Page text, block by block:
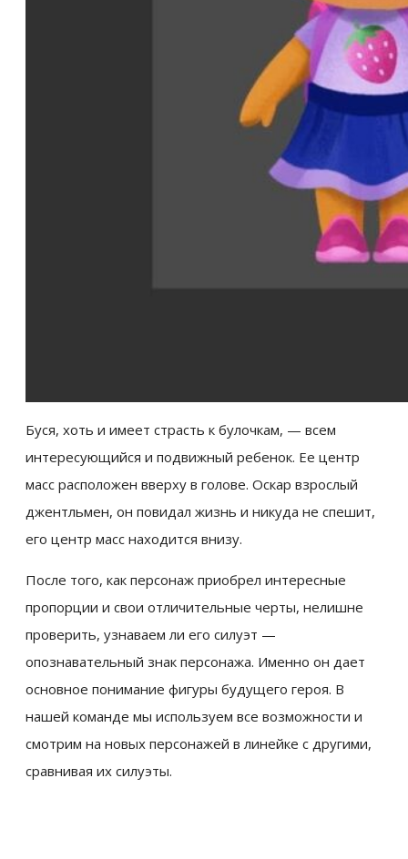
Буся, хоть и имеет страсть к булочкам, — всем
интересующийся и подвижный ребенок. Ее центр
масс расположен вверху в голове. Оскар взрослый
джентльмен, он повидал жизнь и никуда не спешит,
его центр масс находится внизу.
После того, как персонаж приобрел интересные
пропорции и свои отличительные черты, нелишне
проверить, узнаваем ли его силуэт —
опознавательный знак персонажа. Именно он дает
основное понимание фигуры будущего героя. В
нашей команде мы используем все возможности и
смотрим на новых персонажей в линейке с другими,
сравнивая их силуэты.